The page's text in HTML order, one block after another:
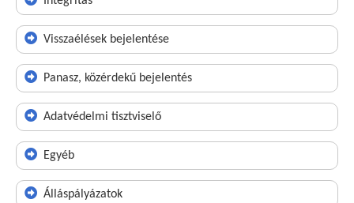
Visszaélések bejelentése
Panasz, közérdekű bejelentés
Adatvédelmi tisztviselő
Egyéb
Álláspályázatok